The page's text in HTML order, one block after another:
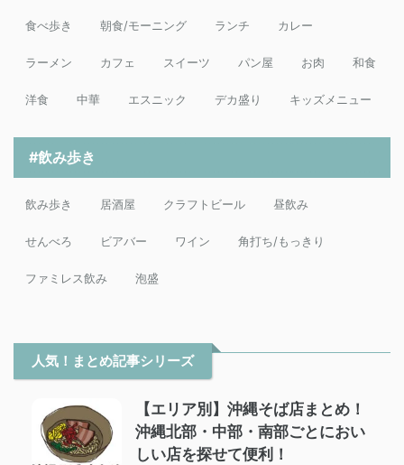
食べ歩き 朝食/モーニング ランチ カレー
ラーメン カフェ スイーツ パン屋 お肉 和食
洋食 中華 エスニック デカ盛り キッズメニュー
#飲み歩き
飲み歩き 居酒屋 クラフトビール 昼飲み
せんべろ ビアバー ワイン 角打ち/もっきり
ファミレス飲み 泡盛
人気！まとめ記事シリーズ
【エリア別】沖縄そば店まとめ！
沖縄北部・中部・南部ごとにおい
しい店を探せて便利！